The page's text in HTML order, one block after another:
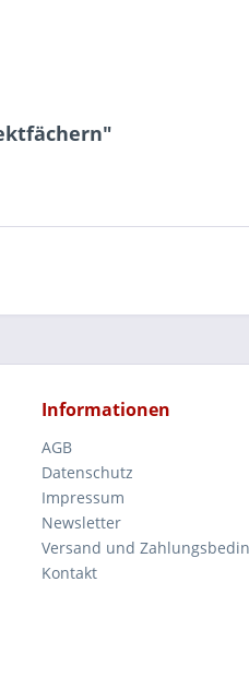
Informationen
AGB
Datenschutz
Impressum
Newsletter
Versand und
Kontakt